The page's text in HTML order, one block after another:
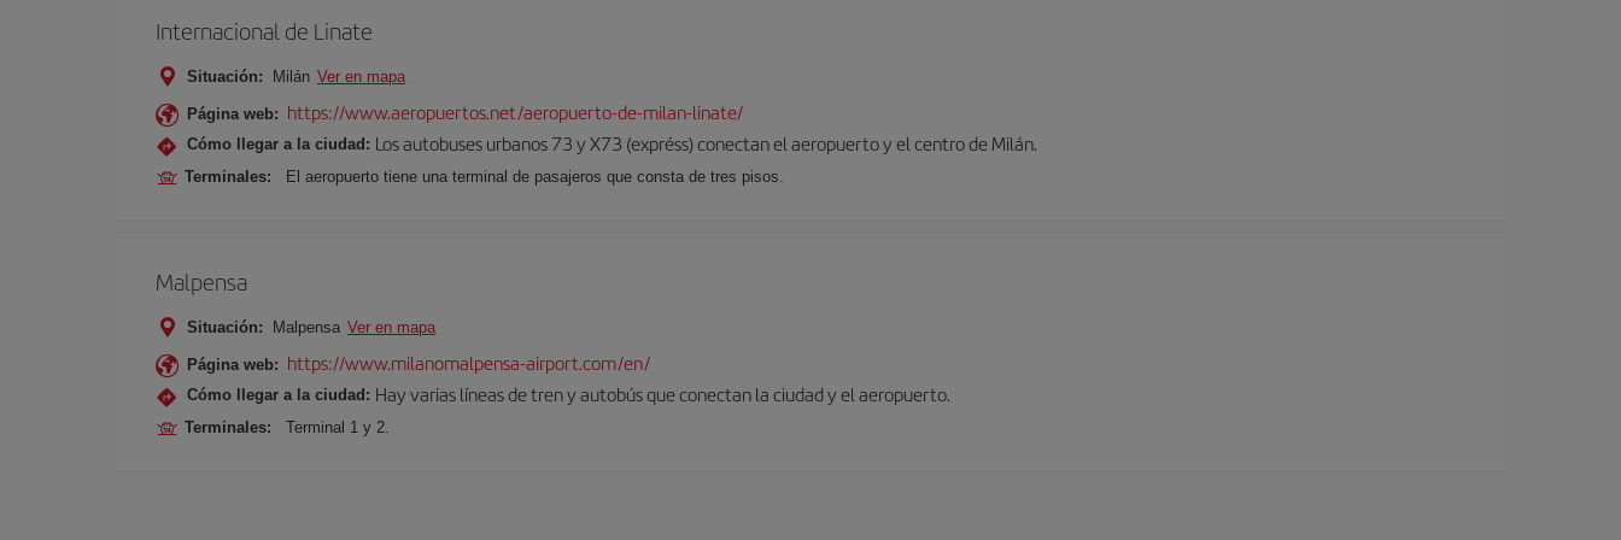
Internacional de Linate
Situación: Milán Ver en mapa
Página web: https://www.aeropuertos.net/aeropuerto-de-milan-linate/
Cómo llegar a la ciudad: Los autobuses urbanos 73 y X73 (expréss) conectan el aeropuerto y el centro de Milán.
Terminales: El aeropuerto tiene una terminal de pasajeros que consta de tres pisos.
Malpensa
Situación: Malpensa Ver en mapa
Página web: https://www.milanomalpensa-airport.com/en/
Cómo llegar a la ciudad: Hay varias líneas de tren y autobús que conectan la ciudad y el aeropuerto.
Terminales: Terminal 1 y 2.